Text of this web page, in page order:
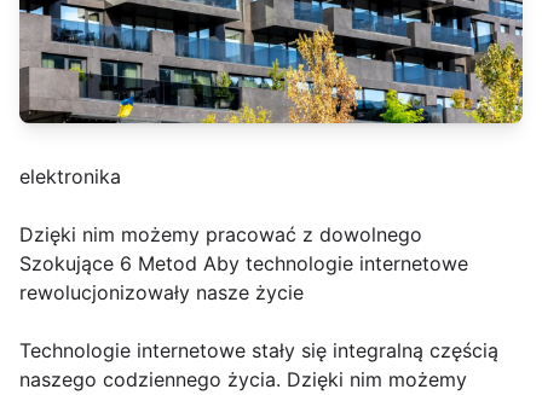
elektronika
Dzięki nim możemy pracować z dowolnego
Szokujące 6 Metod Aby technologie internetowe
rewolucjonizowały nasze życie
Technologie internetowe stały się integralną częścią
naszego codziennego życia. Dzięki nim możemy